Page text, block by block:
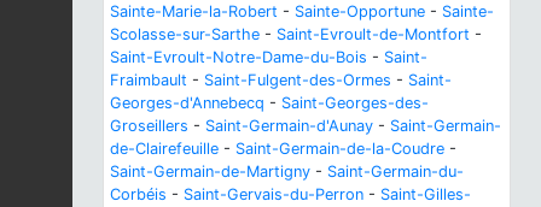
Sainte-Marie-la-Robert - Sainte-Opportune - Sainte-
Scolasse-sur-Sarthe - Saint-Evroult-de-Montfort -
Saint-Evroult-Notre-Dame-du-Bois - Saint-
Fraimbault - Saint-Fulgent-des-Ormes - Saint-
Georges-d'Annebecq - Saint-Georges-des-
Groseillers - Saint-Germain-d'Aunay - Saint-Germain-
de-Clairefeuille - Saint-Germain-de-la-Coudre -
Saint-Germain-de-Martigny - Saint-Germain-du-
Corbéis - Saint-Gervais-du-Perron - Saint-Gilles-